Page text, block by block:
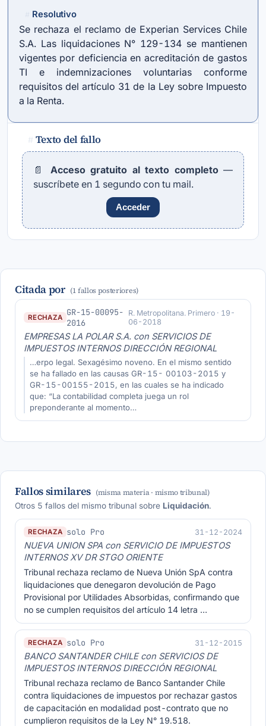
Resolutivo
Se rechaza el reclamo de Experian Services Chile
S.A. Las liquidaciones N° 129-134 se mantienen
vigentes por deficiencia en acreditación de gastos
TI e indemnizaciones voluntarias conforme
requisitos del artículo 31 de la Ley sobre Impuesto
a la Renta.
# Texto del fallo
📄 Acceso gratuito al texto completo—
suscríbete en 1 segundo con tu mail.
Acceder
Citada por (1 fallos posteriores)
RECHAZA GR-15-00095-
2016
R. Metropolitana. Primero · 19-
06-2018
EMPRESAS LA POLAR S.A. con SERVICIOS DE
IMPUESTOS INTERNOS DIRECCIÓN REGIONAL
…erpo legal. Sexagésimo noveno. En el mismo sentido
se ha fallado en las causas GR-15- 00103-2015 y
GR-15-00155-2015, en las cuales se ha indicado
que: “La contabilidad completa juega un rol
preponderante al momento…
Fallos similares (misma materia · mismo tribunal)
Otros 5 fallos del mismo tribunal sobre Liquidación.
RECHAZA solo Pro 31-12-2024
NUEVA UNION SPA con SERVICIO DE IMPUESTOS
INTERNOS XV DR STGO ORIENTE
Tribunal rechaza reclamo de Nueva Unión SpA contra
liquidaciones que denegaron devolución de Pago
Provisional por Utilidades Absorbidas, confirmando que
no se cumplen requisitos del artículo 14 letra …
RECHAZA solo Pro 31-12-2015
BANCO SANTANDER CHILE con SERVICIOS DE
IMPUESTOS INTERNOS DIRECCIÓN REGIONAL
Tribunal rechaza reclamo de Banco Santander Chile
contra liquidaciones de impuestos por rechazar gastos
de capacitación en modalidad post-contrato que no
cumplieron requisitos de la Ley N° 19.518.